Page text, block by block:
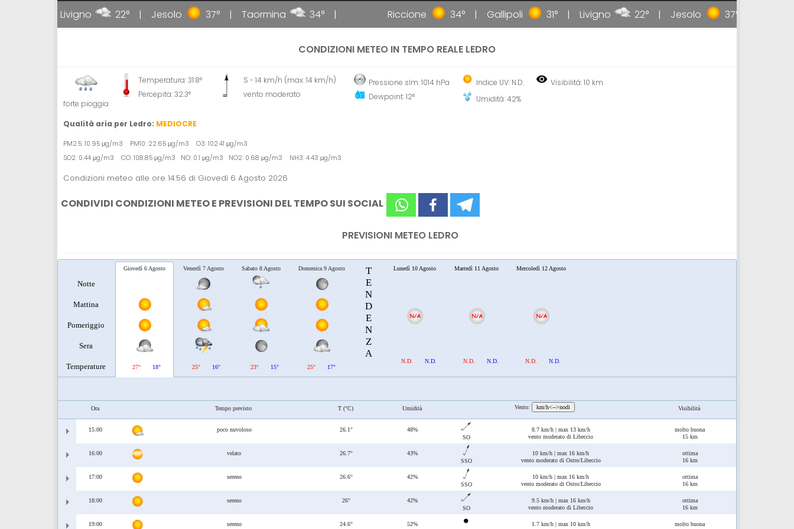
Livigno 22° Jesolo 37° Taormina 34° Riccione 34° Gallipoli 31° Livigno 22° Jesolo 37°
CONDIZIONI METEO IN TEMPO REALE LEDRO
forte pioggia
Temperatura: 31.8°
Percepita: 32.3°
S - 14 km/h (max: 14 km/h)
vento moderato
Pressione slm: 1014 hPa
Dewpoint: 12°
Indice UV: N.D.
Umidità: 42%
Visibilità: 10 km
Qualità aria per Ledro: MEDIOCRE
PM2.5: 10.95 μg/m3 PM10: 22.65 μg/m3 O3: 102.41 μg/m3
SO2: 0.44 μg/m3 CO: 108.85 μg/m3 NO: 0.1 μg/m3 NO2: 0.68 μg/m3 NH3: 4.43 μg/m3
Condizioni meteo alle ore 14:56 di Giovedì 6 Agosto 2026
CONDIVIDI CONDIZIONI METEO E PREVISIONI DEL TEMPO SUI SOCIAL
PREVISIONI METEO LEDRO
Notte
Mattina
Pomeriggio
Sera
Temperature
Giovedì 6 Agosto
27° 18°
Venerdì 7 Agosto
25° 16°
Sabato 8 Agosto
23° 15°
Domenica 9 Agosto
25° 17°
T
E
N
D
E
N
Z
A
Lunedì 10 Agosto
N.D. N.D.
Martedì 11 Agosto
N.D. N.D.
Mercoledì 12 Agosto
N.D. N.D.
Ora Tempo previsto T (°C) Umidità Vento: km/h<-->nodi Visibilità
15:00 poco nuvoloso 26.1°
48%
SO
8.7 km/h | max 13 km/h
vento moderato di Libeccio
molto buona
15 km
16:00 velato 26.7°
43%
SSO
10 km/h | max 16 km/h
vento moderato di Ostro/Libeccio
ottima
16 km
17:00 sereno 26.6°
42%
SSO
10 km/h | max 16 km/h
vento moderato di Ostro/Libeccio
ottima
16 km
18:00 sereno 26°
42%
SO
9.5 km/h | max 16 km/h
vento moderato di Libeccio
ottima
16 km
19:00 sereno 24.6°
52%
1.7 km/h | max 10 km/h
molto buona